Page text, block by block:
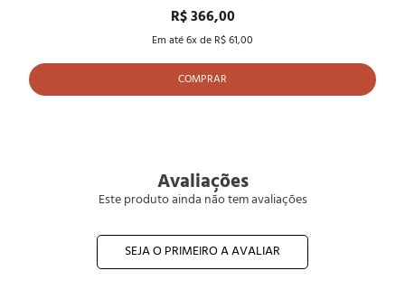
R$ 366,00
Em até6x de R$ 61,00
COMPRAR
Avaliações
Este produto ainda não tem avaliações
SEJA O PRIMEIRO A AVALIAR